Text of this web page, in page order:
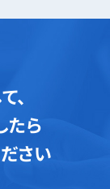
、
たら
さい